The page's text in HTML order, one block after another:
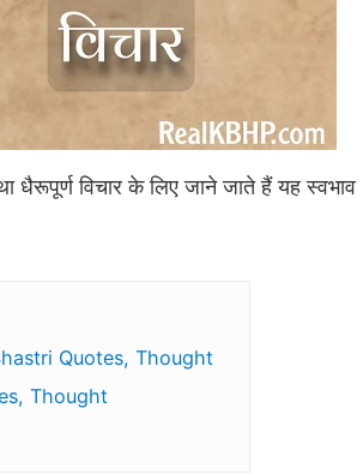
धैरूपूर्ण विचार के लिए जाने जाते हैं यह स्वभाव
Quotes, Thought
Thought